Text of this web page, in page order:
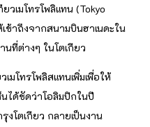
วเมโทรโพลิแทน (Tokyo
ข้าถึงจากสนามบินฮาเนดะใน
ที่ต่างๆ ในโตเกียว
มโทรโพลิสแทนเพิ่มเพื่อให้
ได้ชัดว่าโอลิมปิกในปี
โตเกียว กลายเป็นงาน